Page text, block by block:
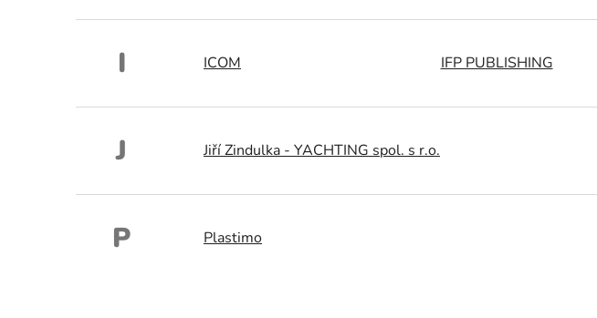
I ICOM IFP PUBLISHING
J Jiří Zindulka - YACHTING spol. s r.o.
P Plastimo